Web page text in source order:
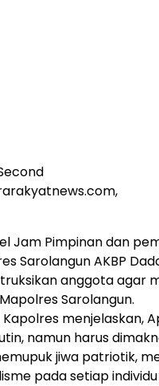
Jam Pimpinan dan
Sarolangun AKBP
anggota agar
Sarolangun.
menjelaskan,
namun harus
jiwa patriotik,
pada setiap